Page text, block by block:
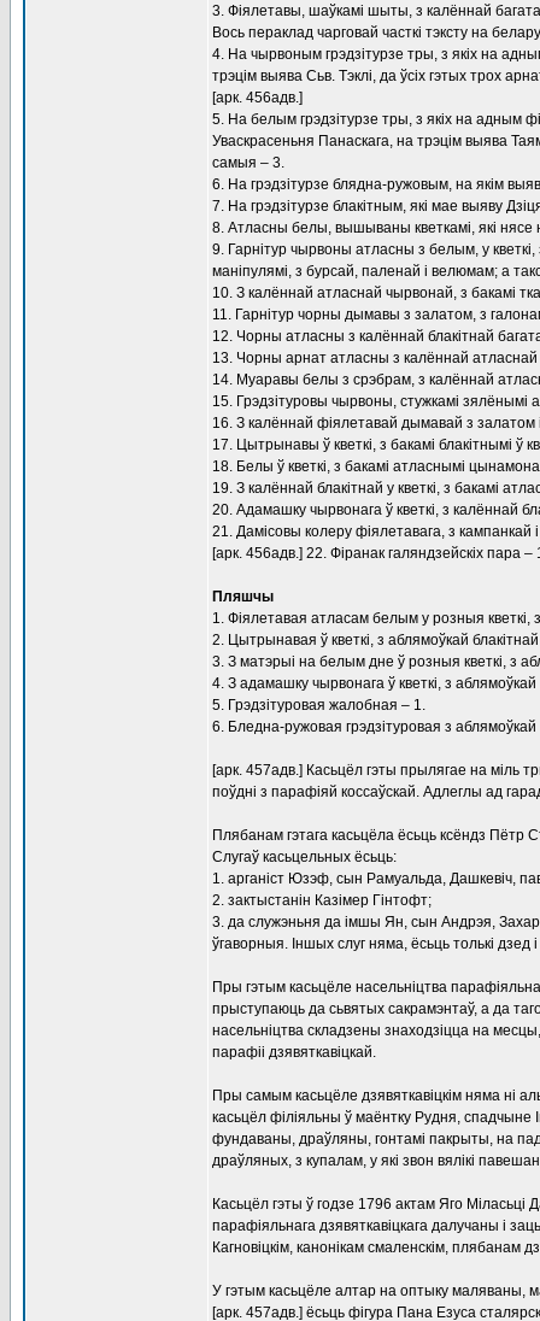
3. Фіялетавы, шаўкамі шыты, з калённай
Вось пераклад чарговай часткі тэксту на
4. На чырвоным грэдзітурзе тры, з якіх на
трэцім выява Сьв. Тэклі, да ўсіх гэтых трох
[арк. 456адв.]
5. На белым грэдзітурзе тры, з якіх на адным
Уваскрасеньня Панаскага, на трэцім выява
самыя – 3.
6. На грэдзітурзе блядна-ружовым, на якім
7. На грэдзітурзе блакітным, які мае выяву
8. Атласны белы, вышываны кветкамі, які нясе
9. Гарнітур чырвоны атласны з белым, у
маніпулямі, з бурсай, паленай і велюмам; а
10. З калённай атласнай чырвонай, з бакамі
11. Гарнітур чорны дымавы з залатом, з
12. Чорны атласны з калённай блакітнай
13. Чорны арнат атласны з калённай атласнай
14. Муаравы белы з срэбрам, з калённай
15. Грэдзітуровы чырвоны, стужкамі зялёнымі
16. З калённай фіялетавай дымавай з залатом і
17. Цытрынавы ў кветкі, з бакамі блакітнымі ў
18. Белы ў кветкі, з бакамі атласнымі
19. З калённай блакітнай у кветкі, з бакамі
20. Адамашку чырвонага ў кветкі, з калённай
21. Дамісовы колеру фіялетавага, з кампанкай і
[арк. 456адв.] 22. Фіранак галяндзейскіх пара
Пляшчы
1. Фіялетавая атласам белым у розныя кветкі,
2. Цытрынавая ў кветкі, з аблямоўкай
3. З матэрыі на белым дне ў розныя кветкі, з
4. З адамашку чырвонага ў кветкі, з аблямоўкай
5. Грэдзітуровая жалобная – 1.
6. Бледна-ружовая грэдзітуровая з
[арк. 457адв.] Касьцёл гэты прылягае на міль
поўдні з парафіяй коссаўскай. Адлеглы ад
Плябанам гэтага касьцёла ёсьць ксёндз Пётр
Слугаў касьцельных ёсьць:
1. арганіст Юзэф, сын Рамуальда, Дашкевіч,
2. зактыстанін Казімер Гінтофт;
3. да служэньня да імшы Ян, сын Андрэя,
ўгаворныя. Іншых слуг няма, ёсьць толькі
Пры гэтым касьцёле насельніцтва
прыступаюць да сьвятых сакрамэнтаў, а да
насельніцтва складзены знаходзіцца на
парафіі дзявяткавіцкай.
Пры самым касьцёле дзявяткавіцкім няма ні
касьцёл філіяльны ў маёнтку Рудня, спадчыне
фундаваны, драўляны, гонтамі пакрыты, на
драўляных, з купалам, у які звон вялікі
Касьцёл гэты ў годзе 1796 актам Яго Міласьці
парафіяльнага дзявяткавіцкага далучаны і
Кагновіцкім, канонікам смаленскім, плябанам
У гэтым касьцёле алтар на оптыку
[арк. 457адв.] ёсьць фігура Пана Езуса